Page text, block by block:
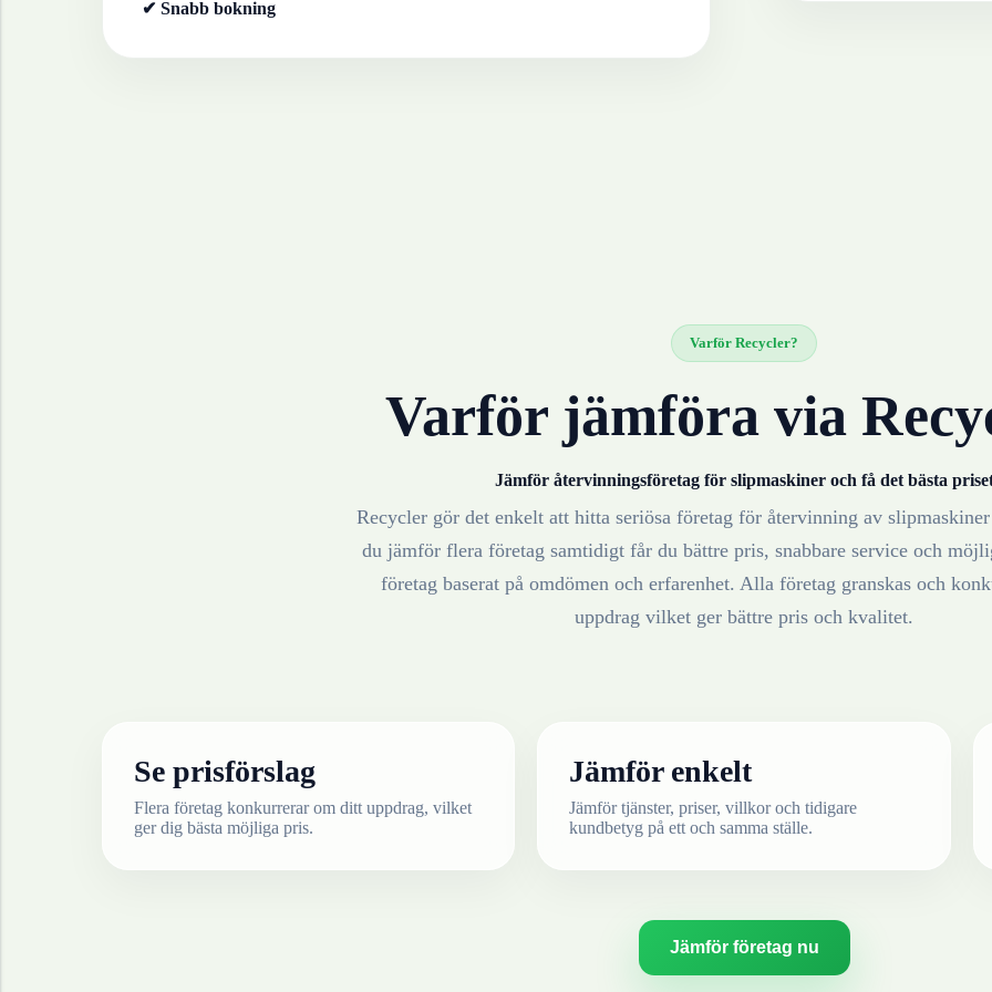
✔ Snabb bokning
Varför Recycler?
Varför jämföra via
Jämför återvinningsföretag för slipmaskineroch få det bästa
Recycler gör det enkelt att hitta seriösa företag för återvinning av slipmaskiner
du jämför flera företag samtidigt får du bättre pris, snabbare service och
företag baserat på omdömen och erfarenhet. Alla företag granskas och
uppdrag vilket ger bättre pris och kvalitet.
Se prisförslag
Flera företag konkurrerar om ditt uppdrag, vilket
ger dig bästa möjliga pris.
Jämför enkelt
Jämför tjänster, priser, villkor och tidigare
kundbetyg på ett och samma ställe.
Jämför företag nu